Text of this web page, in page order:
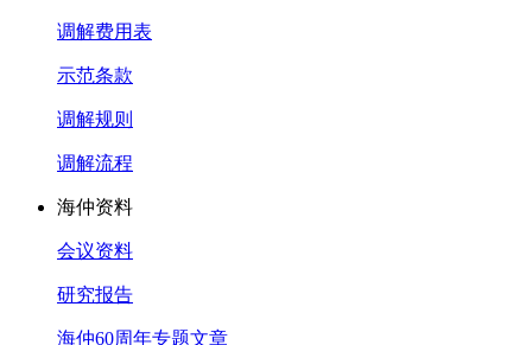
调解费用表
示范条款
调解规则
调解流程
海仲资料
会议资料
研究报告
海仲60周年专题文章